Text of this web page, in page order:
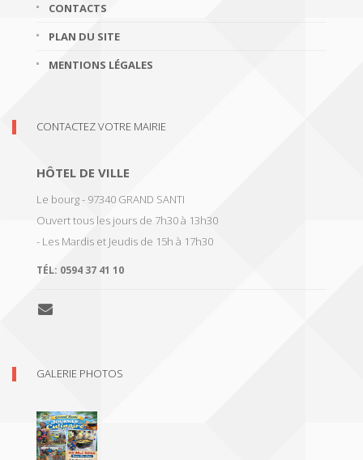
CONTACTS
PLAN DU SITE
MENTIONS LÉGALES
CONTACTEZ VOTRE MAIRIE
HÔTEL DE VILLE
Le bourg - 97340 GRAND SANTI
Ouvert tous les jours de 7h30 à 13h30
- Les Mardis et Jeudis de 15h à 17h30
TÉL: 0594 37 41 10
GALERIE PHOTOS